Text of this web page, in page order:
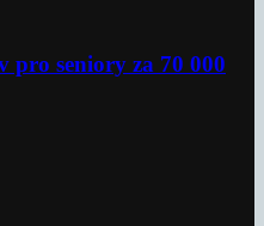
pro seniory za 70 000